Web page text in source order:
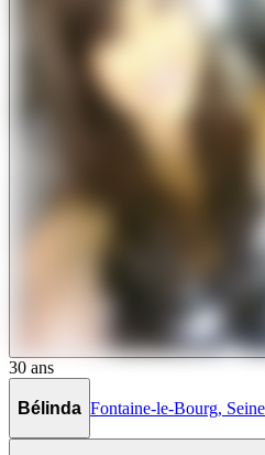
30 ans
Bélinda Fontaine-le-Bourg,